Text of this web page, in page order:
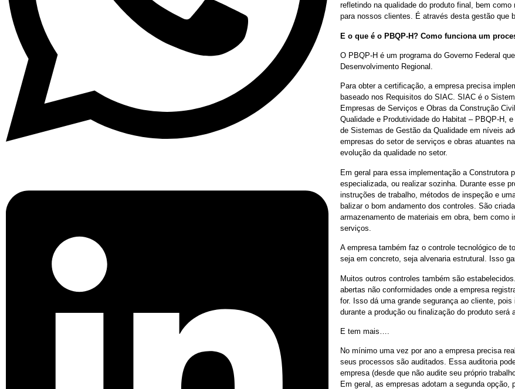
refletindo na qualidade do produto final, bem
para nossos clientes. É através desta gestão que
E o que é o PBQP-H? Como funciona um
O PBQP-H é um programa do Governo Federal
Desenvolvimento Regional.
Para obter a certificação, a empresa precisa
baseado nos Requisitos do SIAC. SIAC é o
Empresas de Serviços e Obras da Construção
Qualidade e Produtividade do Habitat – PBQP-H,
de Sistemas de Gestão da Qualidade em níveis
empresas do setor de serviços e obras atuantes
evolução da qualidade no setor.
Em geral para essa implementação a Construtora
especializada, ou realizar sozinha. Durante esse
instruções de trabalho, métodos de inspeção e
balizar o bom andamento dos controles. São
armazenamento de materiais em obra, bem como
serviços.
A empresa também faz o controle tecnológico de
seja em concreto, seja alvenaria estrutural. Isso
Muitos outros controles também são
abertas não conformidades onde a empresa
for. Isso dá uma grande segurança ao cliente,
durante a produção ou finalização do produto será
E tem mais….
No mínimo uma vez por ano a empresa precisa
seus processos são auditados. Essa auditoria
empresa (desde que não audite seu próprio
Em geral, as empresas adotam a segunda